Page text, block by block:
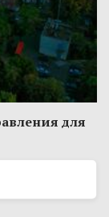
для